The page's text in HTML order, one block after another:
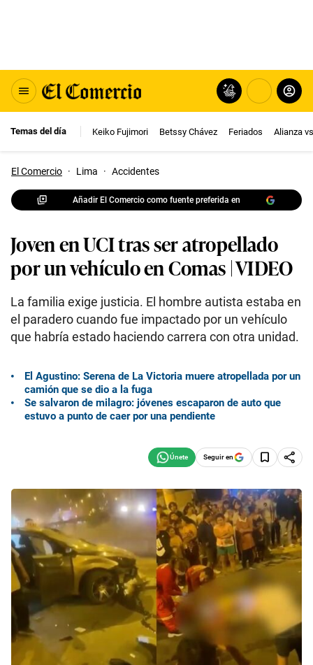
Temas del día Keiko Fujimori Betssy Chávez Feriados Alianza
El Comercio · Lima · Accidentes
Añadir El Comercio como fuente preferida en
Joven en UCI tras ser atropellado
por un vehículo en Comas | VIDEO
La familia exige justicia. El hombre autista estaba en
el paradero cuando fue impactado por un vehículo
que habría estado haciendo carrera con otra unidad.
El Agustino: Serena de La Victoria muere atropellada por un
camión que se dio a la fuga
Se salvaron de milagro: jóvenes escaparon de auto que
estuvo a punto de caer por una pendiente
Seguir en